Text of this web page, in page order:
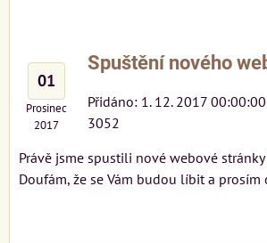
01
Prosinec
2017
Spuštění nového
Přidáno: 1. 12. 2017 00:00:00
3052
Právě jsme spustili nové webové
Doufám, že se Vám budou líbit a prosím